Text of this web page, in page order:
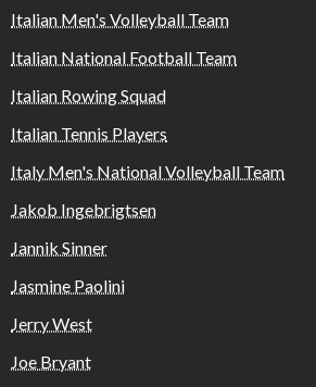
Italian Men's Volleyball Team
Italian National Football Team
Italian Rowing Squad
Italian Tennis Players
Italy Men's National Volleyball Team
Jakob Ingebrigtsen
Jannik Sinner
Jasmine Paolini
Jerry West
Joe Bryant